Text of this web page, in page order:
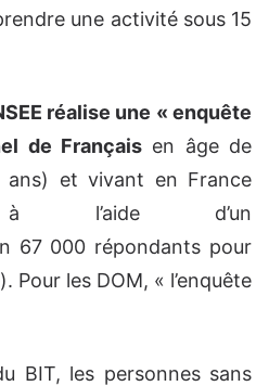
une activité sous 15
réalise une « enquête
de Français en âge de
ans) et vivant en France
à l’aide d’un
67 000 répondants pour
Pour les DOM, « l’enquête
BIT, les personnes sans